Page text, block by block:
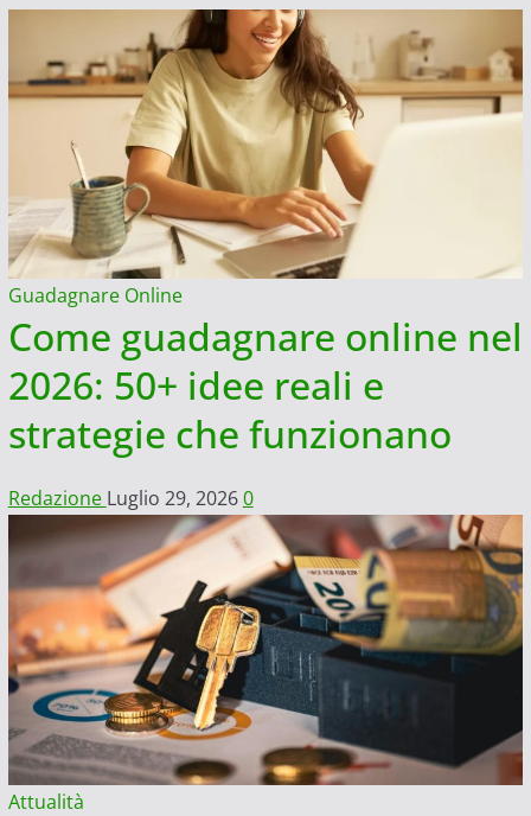
Guadagnare Online
Come guadagnare online nel
2026: 50+ idee reali e
strategie che funzionano
Redazione Luglio 29, 20260
Attualità